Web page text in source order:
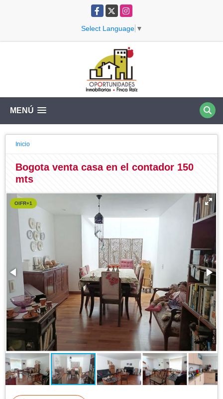
Facebook
X Instagram
Select Language ▼
MENÚ
Inicio
Bogota venta casa en el contador 150
mts
OIFR+1